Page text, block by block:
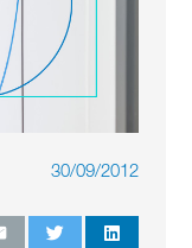
30/09/2012